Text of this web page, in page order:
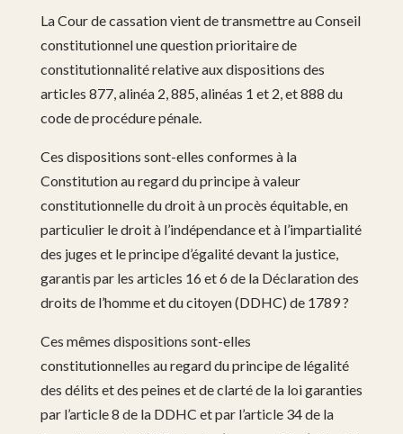
La Cour de cassation vient de transmettre au Conseil
constitutionnel une question prioritaire de
constitutionnalité relative aux dispositions des
articles 877, alinéa 2, 885, alinéas 1 et 2, et 888 du
code de procédure pénale.
Ces dispositions sont-elles conformes à la
Constitution au regard du principe à valeur
constitutionnelle du droit à un procès équitable, en
particulier le droit à l’indépendance et à l’impartialité
des juges et le principe d’égalité devant la justice,
garantis par les articles 16 et 6 de la Déclaration des
droits de l’homme et du citoyen (DDHC) de 1789 ?
Ces mêmes dispositions sont-elles
constitutionnelles au regard du principe de légalité
des délits et des peines et de clarté de la loi garanties
par l’article 8 de la DDHC et par l’article 34 de la